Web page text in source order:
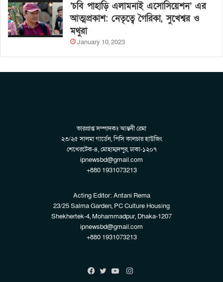
‘চবি পাহাড়ি এলামনাই এসোসিয়েশন’ এর
আত্মপ্রকাশ: নেতৃত্বে গৈরিকা, সুখেশ্বর ও
মথুরা
January 10, 2023
ভারপ্রাপ্ত সম্পাদকঃ আন্তনী রেমা
২৩/২৫ সালমা গার্ডেন, পিসি কালচার হাউজিং
শেখেরটেক-৪, মোহাম্মদপুর, ঢাকা-১২০৭
ipnewsbd@gmail.com
+880 1931073213
Acting Editor: Antani Rema
23/25 Salma Garden, PC Culture Housing
Shekhertek-4, Mohammadpur, Dhaka-1207
ipnewsbd@gmail.com
+880 1931073213
Instagram